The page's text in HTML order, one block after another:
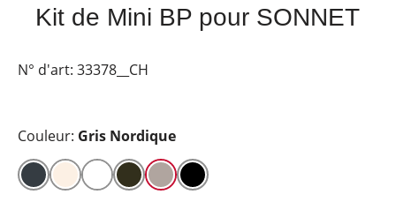
Kit de Mini BP pour SONNET
N° d'art: 33378__CH
Couleur: Gris Nordique